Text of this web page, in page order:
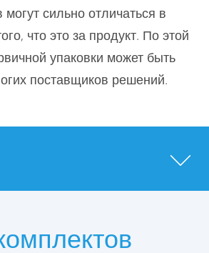
сильно отличаться в
что это за продукт. По этой
упаковки может быть
поставщиков решений.